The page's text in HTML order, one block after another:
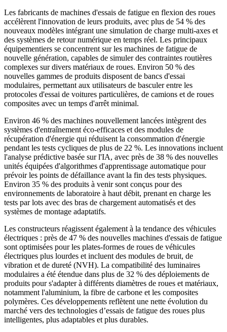
Les fabricants de machines d'essais de fatigue en flexion des roues
accélèrent l'innovation de leurs produits, avec plus de 54 % des
nouveaux modèles intégrant une simulation de charge multi-axes et
des systèmes de retour numérique en temps réel. Les principaux
équipementiers se concentrent sur les machines de fatigue de
nouvelle génération, capables de simuler des contraintes routières
complexes sur divers matériaux de roues. Environ 50 % des
nouvelles gammes de produits disposent de bancs d'essai
modulaires, permettant aux utilisateurs de basculer entre les
protocoles d'essai de voitures particulières, de camions et de roues
composites avec un temps d'arrêt minimal.
Environ 46 % des machines nouvellement lancées intègrent des
systèmes d'entraînement éco-efficaces et des modules de
récupération d'énergie qui réduisent la consommation d'énergie
pendant les tests cycliques de plus de 22 %. Les innovations incluent
l'analyse prédictive basée sur l'IA, avec près de 38 % des nouvelles
unités équipées d'algorithmes d'apprentissage automatique pour
prévoir les points de défaillance avant la fin des tests physiques.
Environ 35 % des produits à venir sont conçus pour des
environnements de laboratoire à haut débit, prenant en charge les
tests par lots avec des bras de chargement automatisés et des
systèmes de montage adaptatifs.
Les constructeurs réagissent également à la tendance des véhicules
électriques : près de 47 % des nouvelles machines d'essais de fatigue
sont optimisées pour les plates-formes de roues de véhicules
électriques plus lourdes et incluent des modules de bruit, de
vibration et de dureté (NVH). La compatibilité des luminaires
modulaires a été étendue dans plus de 32 % des déploiements de
produits pour s'adapter à différents diamètres de roues et matériaux,
notamment l'aluminium, la fibre de carbone et les composites
polymères. Ces développements reflètent une nette évolution du
marché vers des technologies d’essais de fatigue des roues plus
intelligentes, plus adaptables et plus durables.